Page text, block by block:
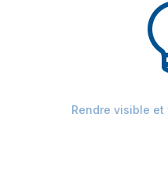
Rendre visible